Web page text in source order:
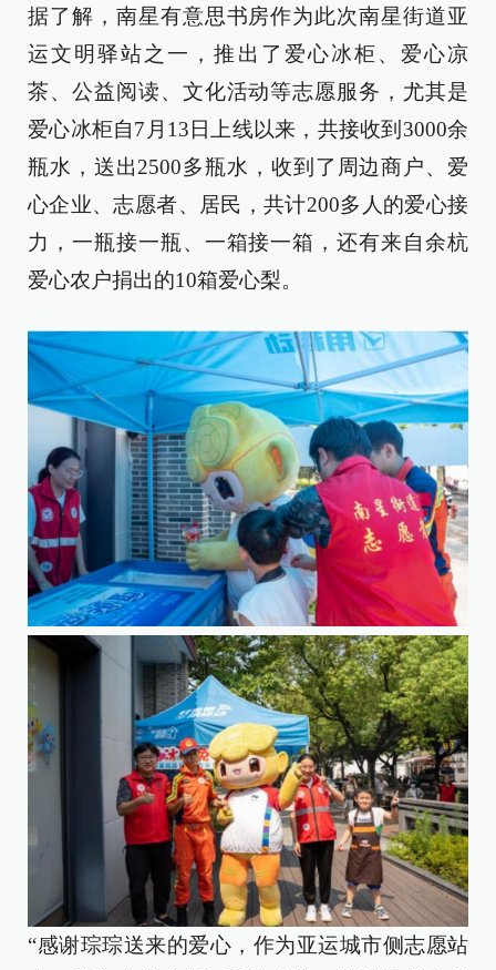
据了解，南星有意思书房作为此次南星街道亚
运文明驿站之一，推出了爱心冰柜、爱心凉
茶、公益阅读、文化活动等志愿服务，尤其是
爱心冰柜自7月13日上线以来，共接收到3000余
瓶水，送出2500多瓶水，收到了周边商户、爱
心企业、志愿者、居民，共计200多人的爱心接
力，一瓶接一瓶、一箱接一箱，还有来自余杭
爱心农户捐出的10箱爱心梨。
“感谢琮琮送来的爱心，作为亚运城市侧志愿站